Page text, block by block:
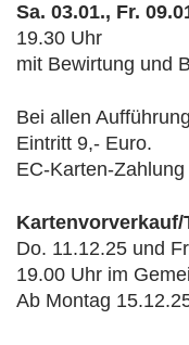
Sa. 03.01., Fr.
19.30 Uhr
mit Bewirtung und
Bei allen
Eintritt 9,- Euro.
EC-Karten-
Do. 11.12.25 und
19.00 Uhr im
Ab Montag